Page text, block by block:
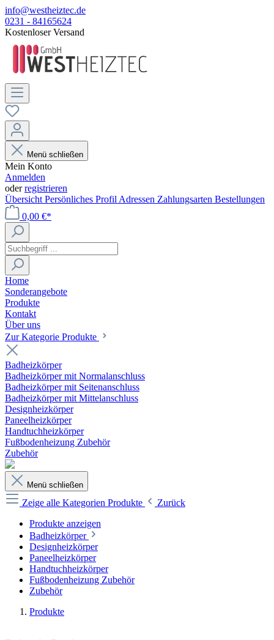
info@westheiztec.de
0231 - 84165624
Kostenloser Versand
Menü schließen
Mein Konto
Anmelden
oderregistrieren
Übersicht Persönliches Profil Adressen Zahlungsarten Bestellungen
0,00 €*
Home
Sonderangebote
Produkte
Kontakt
Über uns
Zur Kategorie Produkte
Badheizkörper
Badheizkörper mit Normalanschluss
Badheizkörper mit Seitenanschluss
Badheizkörper mit Mittelanschluss
Designheizkörper
Paneelheizkörper
Handtuchheizkörper
Fußbodenheizung Zubehör
Zubehör
Menü schließen
Zeige alle Kategorien Produkte
Zurück
Produkte anzeigen
Badheizkörper
Designheizkörper
Paneelheizkörper
Handtuchheizkörper
Fußbodenheizung Zubehör
Zubehör
Produkte